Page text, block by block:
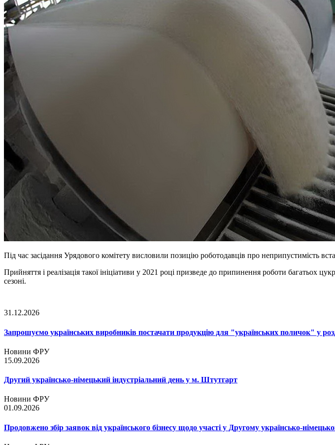
Під час засідання Урядового комітету висловили позицію роботодавців про неприпустимість
Прийняття і реалізація такої ініціативи у 2021 році призведе до припинення роботи багатьох
сезоні.
31.12.2026
Запрошуємо українських виробників постачати продукцію для "українських поличок" у
Новини ФРУ
15.09.2026
Другий українсько-німецький індустріальний день у м. Штутгарт
Новини ФРУ
01.09.2026
Продовжено збір заявок від українського бізнесу щодо участі у Другому українсько-